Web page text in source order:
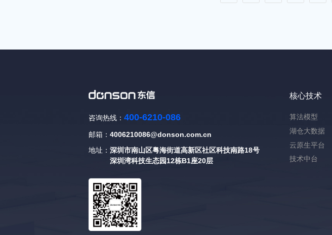
咨询热线： 400-6210-086
邮箱： 4006210086@donson.com.cn
地址： 深圳市南山区粤海街道高新区社区科技南路18号
深圳湾科技生态园12栋B1座20层
核心技术
算法模型
湖仓大数据
云原生平台
技术中台